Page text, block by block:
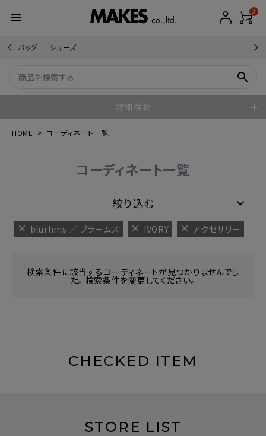
menu 0
バッグ シューズ
search
詳細検索
HOME コーディネート一覧
コーディネート一覧
絞り込む
blurhms ／ ブラームス IVORY アクセサリー
検索条件に該当するコーディネートが見つかりませんでし
た。 検索条件を変更してください。
CHECKED ITEM
STORE LIST